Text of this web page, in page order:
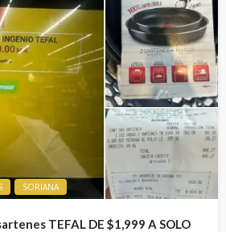
SORIANA
TEFAL DE $1,999 A SOLO